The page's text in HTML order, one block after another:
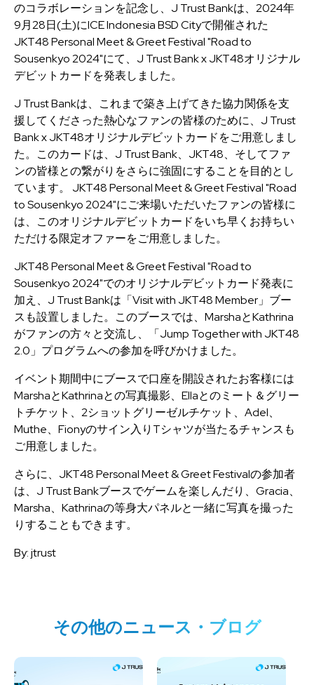
のコラボレーションを記念し、J Trust Bankは、2024年
9月28日(土)にICE Indonesia BSD Cityで開催された
JKT48 Personal Meet & Greet Festival "Road to
Sousenkyo 2024"にて、J Trust Bank x JKT48オリジナル
デビットカードを発表しました。
J Trust Bankは、これまで築き上げてきた協力関係を支
援してくださった熱心なファンの皆様のために、J Trust
Bank x JKT48オリジナルデビットカードをご用意しまし
た。このカードは、J Trust Bank、JKT48、そしてファ
ンの皆様との繋がりをさらに強固にすることを目的とし
ています。 JKT48 Personal Meet & Greet Festival "Road
to Sousenkyo 2024"にご来場いただいたファンの皆様に
は、このオリジナルデビットカードをいち早くお持ちい
ただける限定オファーをご用意しました。
JKT48 Personal Meet & Greet Festival "Road to
Sousenkyo 2024"でのオリジナルデビットカード発表に
加え、J Trust Bankは「Visit with JKT48 Member」ブー
スも設置しました。このブースでは、MarshaとKathrina
がファンの方々と交流し、「Jump Together with JKT48
2.0」プログラムへの参加を呼びかけました。
イベント期間中にブースで口座を開設されたお客様には
MarshaとKathrinaとの写真撮影、Ellaとのミート＆グリー
トチケット、2ショットグリーゼルチケット、Adel、
Muthe、Fionyのサイン入りTシャツが当たるチャンスも
ご用意しました。
さらに、JKT48 Personal Meet & Greet Festivalの参加者
は、J Trust Bankブースでゲームを楽しんだり、Gracia、
Marsha、Kathrinaの等身大パネルと一緒に写真を撮った
りすることもできます。
By: jtrust
その他のニュース・ブログ